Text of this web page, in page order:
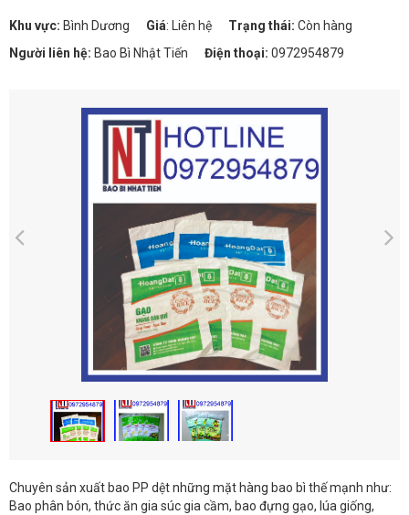
Khu vực: Bình Dương Giá: Liên hệ Trạng thái: Còn hàng
Người liên hệ: Bao Bì Nhật Tiến Điện thoại: 0972954879
Chuyên sản xuất bao PP dệt những mặt hàng bao bì thế mạnh như:
Bao phân bón, thức ăn gia súc gia cầm, bao đựng gạo, lúa giống,